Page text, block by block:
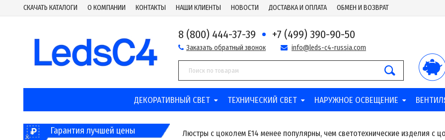
СКАЧАТЬ КАТАЛОГИ О КОМПАНИИ КОНТАКТЫ НАШИ КЛИЕНТЫ НОВОСТИ ДОСТАВКА И ОПЛАТА ОБМЕН И ВОЗВРАТ
8 (800) 444-37-39 +7 (499) 390-90-50
Заказать обратный звонок info@leds-c4-russia.com
ДЕКОРАТИВНЫЙ СВЕТ ТЕХНИЧЕСКИЙ СВЕТ НАРУЖНОЕ ОСВЕЩЕНИЕ
Гарантия лучшей цены
Люстры с цоколем E14 менее популярны, чем светотехнические изделия с